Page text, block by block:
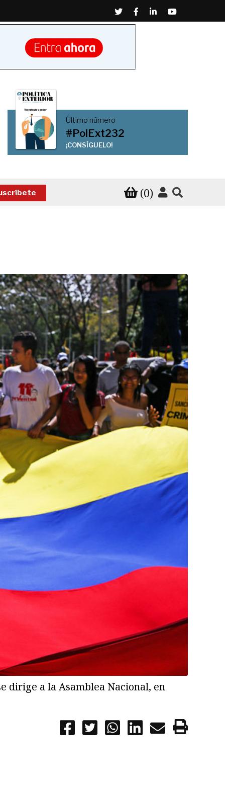
TwitterFacebook
LinkedinYoutube
Último número
#PolExt232
¡CONSÍGUELO!
(0)
dirige a la Asamblea Nacional, en